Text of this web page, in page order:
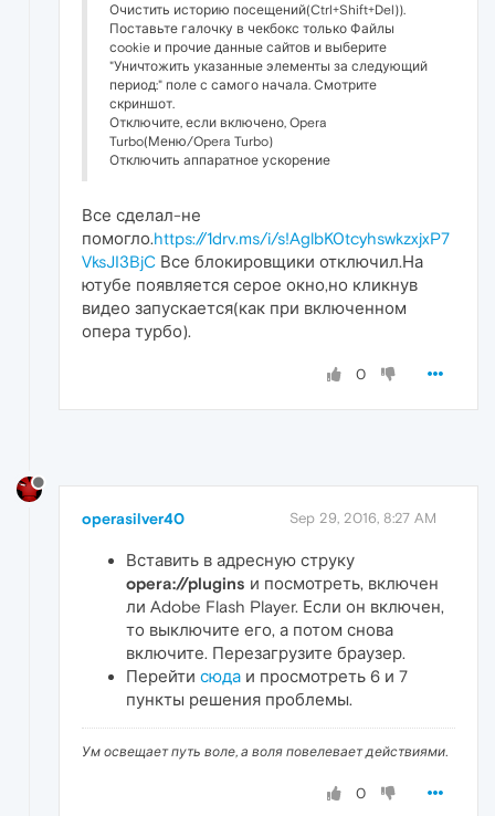
Очистить историю посещений(Ctrl+Shift+Del)).
Поставьте галочку в чекбокс только Файлы
сookie и прочие данные сайтов и выберите
"Уничтожить указанные элементы за следующий
период:" поле с самого начала. Смотрите
скриншот.
Отключите, если включено, Opera
Turbo(Меню/Opera Turbo)
Отключить аппаратное ускорение
Все сделал-не
помогло.https://1drv.ms/i/s!AglbK0tcyhswkzxjxP7
VksJI3BjC Все блокировщики отключил.На
ютубе появляется серое окно,но кликнув
видео запускается(как при включенном
опера турбо).
0
operasilver40 Sep 29, 2016, 8:27 AM
Вставить в адресную струку
opera://plugins и посмотреть, включен
ли Adobe Flash Player. Если он включен,
то выключите его, а потом снова
включите. Перезагрузите браузер.
Перейти сюда и просмотреть 6 и 7
пункты решения проблемы.
Ум освещает путь воле, а воля повелевает действиями.
0